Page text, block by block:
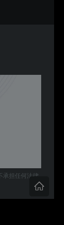
承担任何法律